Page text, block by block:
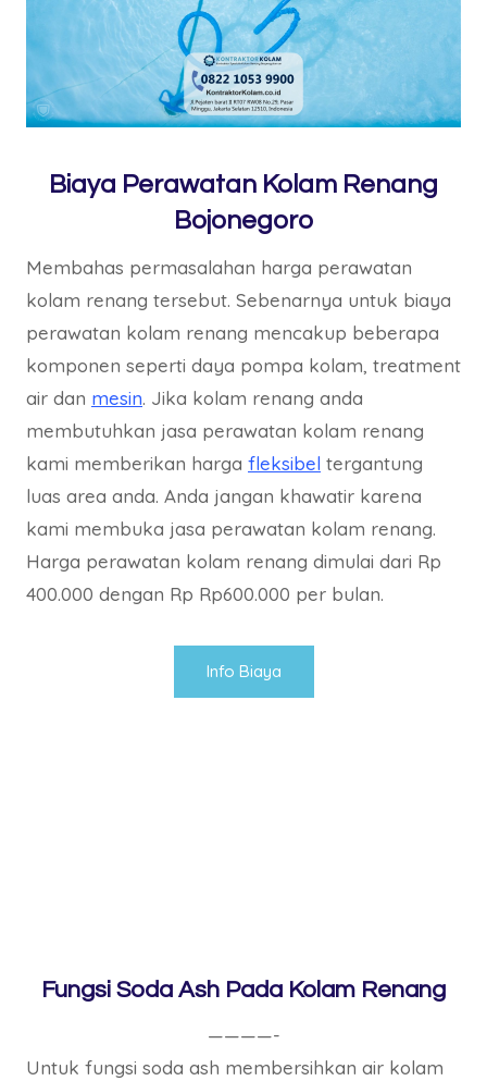
Biaya Perawatan Kolam Renang
Bojonegoro
Membahas permasalahan harga perawatan
kolam renang tersebut. Sebenarnya untuk biaya
perawatan kolam renang mencakup beberapa
komponen seperti daya pompa kolam, treatment
air dan mesin. Jika kolam renang anda
membutuhkan jasa perawatan kolam renang
kami memberikan harga fleksibel tergantung
luas area anda. Anda jangan khawatir karena
kami membuka jasa perawatan kolam renang.
Harga perawatan kolam renang dimulai dari Rp
400.000 dengan Rp Rp600.000 per bulan.
Info Biaya
Fungsi Soda Ash Pada Kolam Renang
————-
Untuk fungsi soda ash membersihkan air kolam